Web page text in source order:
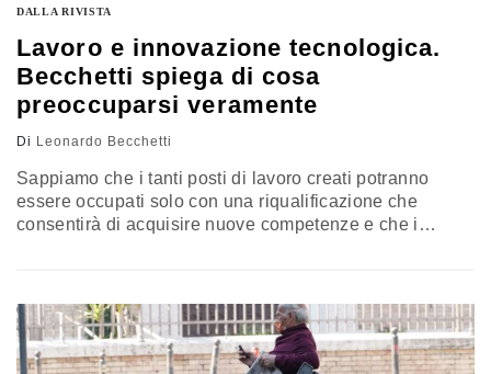
DALLA RIVISTA
Lavoro e innovazione tecnologica.
Becchetti spiega di cosa
preoccuparsi veramente
Di Leonardo Becchetti
Sappiamo che i tanti posti di lavoro creati potranno
essere occupati solo con una riqualificazione che
consentirà di acquisire nuove competenze e che i
politiche del lavoro, quella della formazione
permanente, è assolutamente chiara se non vogliamo
che il mismatch arrivi a livelli esponenziali. L’analisi di